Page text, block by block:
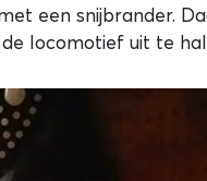
een snijbrander.
locomotief uit te